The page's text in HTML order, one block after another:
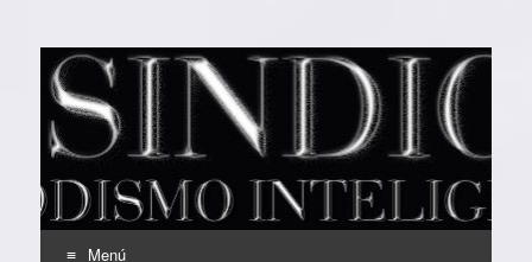
EL SINDICAL
Periodismo Inteligente
Menú